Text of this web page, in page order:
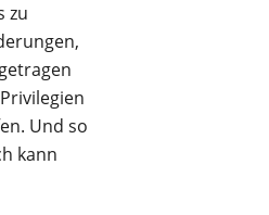
zu
Und so
kann